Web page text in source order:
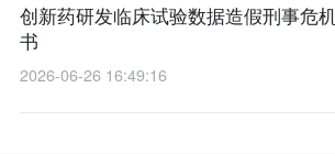
创新药研发临床试验数据造假刑事危
书
2026-06-26 16:49:16